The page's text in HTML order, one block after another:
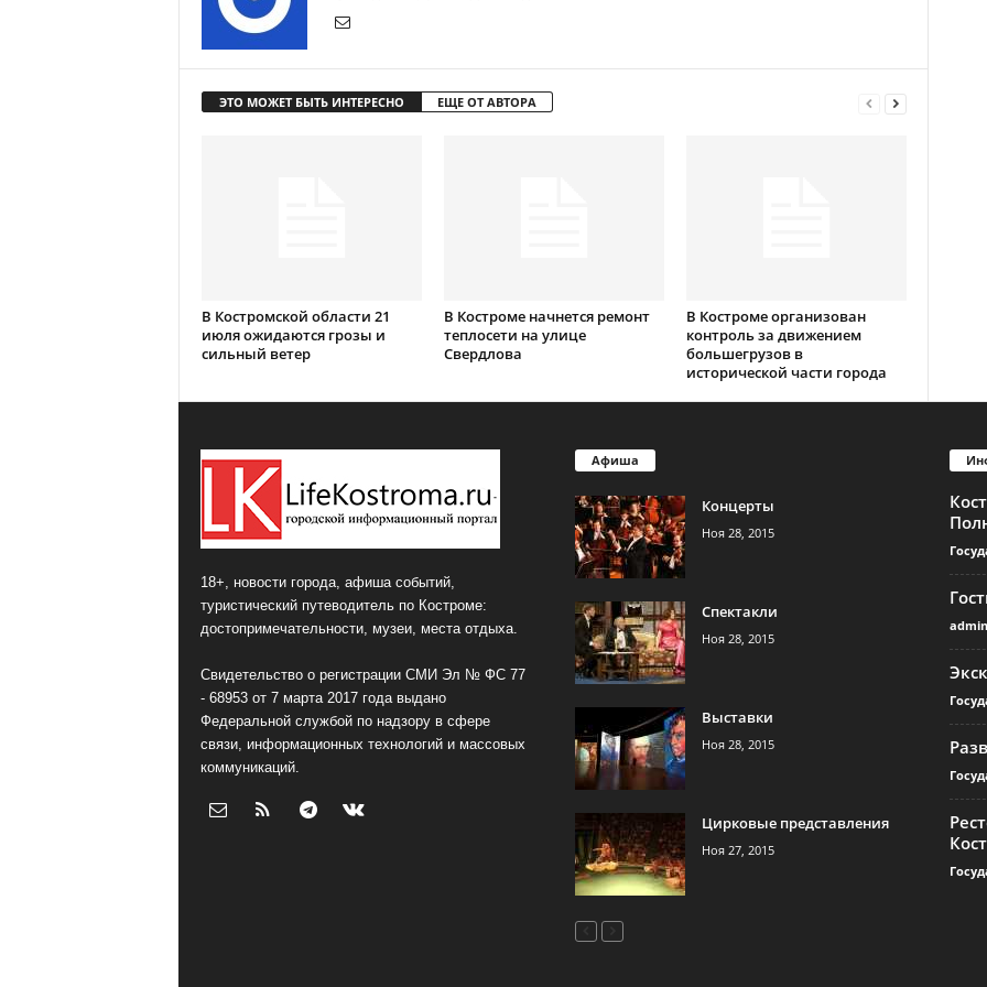
ЭТО МОЖЕТ БЫТЬ ИНТЕРЕСНО ЕЩЕ ОТ АВТОРА
В Костромской области 21
июля ожидаются грозы и
сильный ветер
В Костроме начнется ремонт
теплосети на улице
Свердлова
В Костроме организован
контроль за движением
большегрузов в
исторической части города
18+, новости города, афиша событий,
туристический путеводитель по Костроме:
достопримечательности, музеи, места отдыха.
Свидетельство о регистрации СМИ Эл № ФС 77
- 68953 от 7 марта 2017 года выдано
Федеральной службой по надзору в сфере
связи, информационных технологий и массовых
коммуникаций.
Афиша
Концерты
Ноя 28, 2015
Спектакли
Ноя 28, 2015
Выставки
Ноя 28, 2015
Цирковые представления
Ноя 27, 2015
admin